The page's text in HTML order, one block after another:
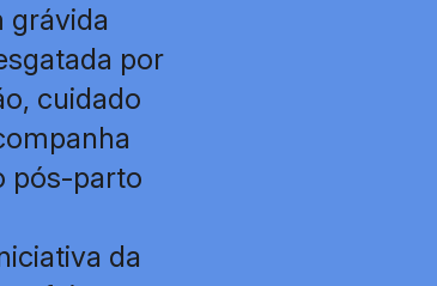
grávida
por
cuidado
pós-parto
da